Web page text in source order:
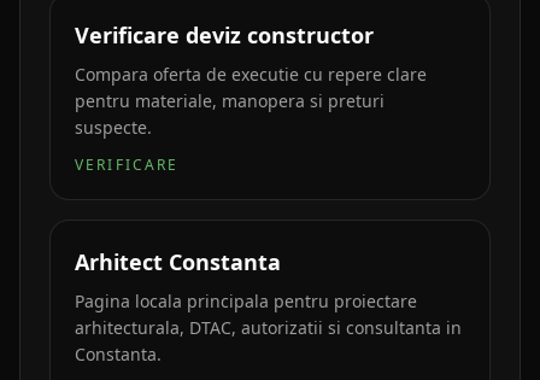
Verificare deviz constructor
Compara oferta de executie cu repere clare
pentru materiale, manopera si preturi
suspecte.
VERIFICARE
Arhitect Constanta
Pagina locala principala pentru proiectare
arhitecturala, DTAC, autorizatii si consultanta in
Constanta.